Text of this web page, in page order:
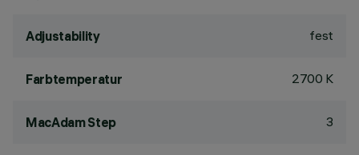
Adjustability fest
Farbtemperatur 2700 K
MacAdam Step 3